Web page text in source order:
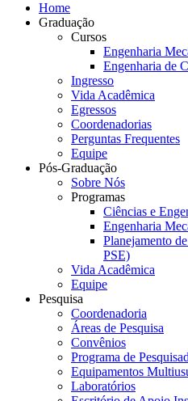
Home
Graduação
Cursos
Engenharia
Engenharia de
Ingresso
Vida Acadêmica
Egressos
Coordenadorias
Perguntas Frequentes
Equipe
Pós-Graduação
Sobre Nós
Programas
Ciências e
Engenharia
Planejamento
PSE)
Vida Acadêmica
Equipe
Pesquisa
Coordenadoria
Áreas de Pesquisa
Convênios
Programa de
Equipamentos
Laboratórios